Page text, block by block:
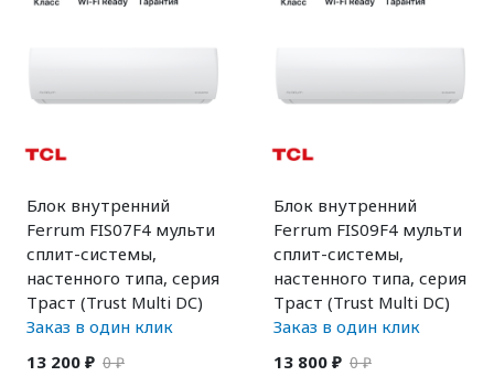
Блок внутренний
Ferrum FIS07F4 мульти
сплит-системы,
настенного типа, серия
Траст (Trust Multi DC)
Заказ в один клик
13 200 ₽ 0 ₽
Блок внутренний
Ferrum FIS09F4 мульти
сплит-системы,
настенного типа, серия
Траст (Trust Multi DC)
Заказ в один клик
13 800 ₽ 0 ₽